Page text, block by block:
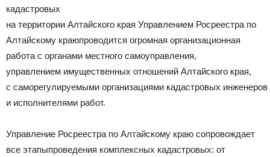
кадастровых
на территории Алтайского края Управлением Росреестра по
Алтайскому краюпроводится огромная организационная
работа с органами местного самоуправления,
управлением имущественных отношений Алтайского края,
с саморегулируемыми организациями кадастровых инженеров
и исполнителями работ.
Управление Росреестра по Алтайскому краю сопровождает
все этапыпроведения комплексных кадастровых: от